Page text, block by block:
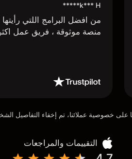
k*** H*****
من افضل البرامج اللتي
منصة موثوقة ، فريق عمل
التقييمات والمراجعات